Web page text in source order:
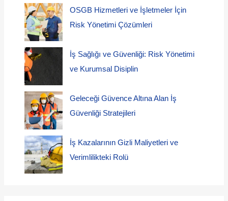
OSGB Hizmetleri ve İşletmeler İçin
Risk Yönetimi Çözümleri
İş Sağlığı ve Güvenliği: Risk Yönetimi
ve Kurumsal Disiplin
Geleceği Güvence Altına Alan İş
Güvenliği Stratejileri
İş Kazalarının Gizli Maliyetleri ve
Verimlilikteki Rolü